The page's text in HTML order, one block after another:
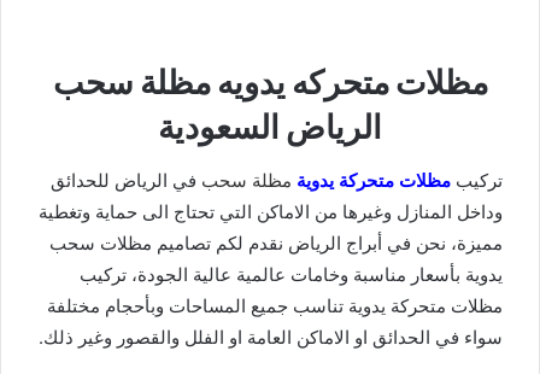
مظلات متحركه يدويه مظلة سحب
الرياض السعودية
تركيب مظلات متحركة يدوية مظلة سحب في الرياض للحدائق
وداخل المنازل وغيرها من الاماكن التي تحتاج الى حماية وتغطية
مميزة، نحن في أبراج الرياض نقدم لكم تصاميم مظلات سحب
يدوية بأسعار مناسبة وخامات عالمية عالية الجودة، تركيب
مظلات متحركة يدوية تناسب جميع المساحات وبأحجام مختلفة
سواء في الحدائق او الاماكن العامة او الفلل والقصور وغير ذلك.